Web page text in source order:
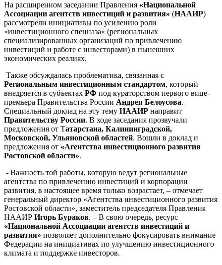
На расширенном заседании Правления «Национальной
Ассоциации агентств инвестиций и развития» (НААИР)
рассмотрели инициативы по усилению роли
«инвестиционного спецназа» (региональных
специализированных организаций по привлечению
инвестиций и работе с инвесторами) в нынешних
экономических реалиях.
Также обсуждалась проблематика, связанная с
Региональным инвестиционным стандартом, который
внедряется в субъектах РФ под кураторством первого вице-
премьера Правительства России Андрея Белоусова.
Специальный доклад на эту тему НААИР направит
Правительству России. В ходе заседания прозвучали
предложения от Татарстана, Калининградской,
Московской, Ульяновской областей. Вошли в доклад и
предложения от «Агентства инвестиционного развития
Ростовской области».
- Важность той работы, которую ведут региональные
агентства по привлечению инвестиций и корпорации
развития, в настоящее время только возрастает, – отмечает
генеральный директор «Агентства инвестиционного развития
Ростовской области», заместитель председателя Правления
НААИР Игорь Бураков. – В свою очередь, ресурс
«Национальной Ассоциации агентств инвестиций и
развития» позволяет дополнительно фокусировать внимание
Федерации на инициативах по улучшению инвестиционного
климата и поддержке инвесторов.